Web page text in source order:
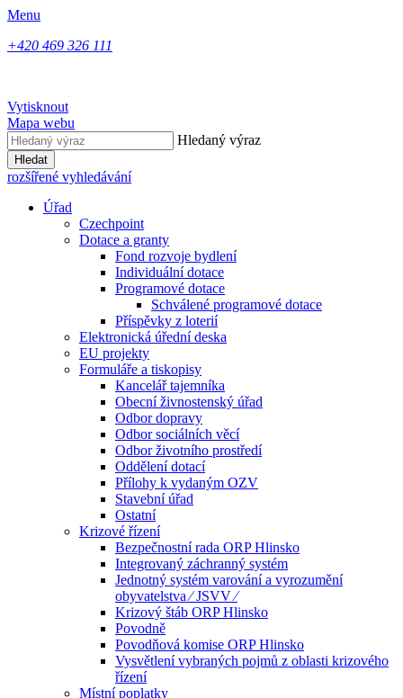
Menu
+420 469 326 111
Vytisknout
Mapa webu
Hledaný výraz
Hledat
rozšířené vyhledávání
Úřad
Czechpoint
Dotace a granty
Fond rozvoje bydlení
Individuální dotace
Programové dotace
Schválené programové dotace
Příspěvky z loterií
Elektronická úřední deska
EU projekty
Formuláře a tiskopisy
Kancelář tajemníka
Obecní živnostenský úřad
Odbor dopravy
Odbor sociálních věcí
Odbor životního prostředí
Oddělení dotací
Přílohy k vydaným OZV
Stavební úřad
Ostatní
Krizové řízení
Bezpečnostní rada ORP Hlinsko
Integrovaný záchranný systém
Jednotný systém varování a vyrozumění
obyvatelstva ⁄ JSVV ⁄
Krizový štáb ORP Hlinsko
Povodně
Povodňová komise ORP Hlinsko
Vysvětlení vybraných pojmů z oblasti krizového
řízení
Místní poplatky